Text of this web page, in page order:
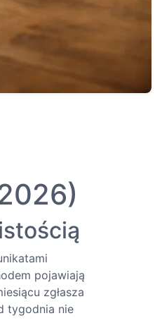
pojawiają
zgłasza
tygodnia nie